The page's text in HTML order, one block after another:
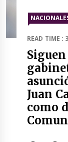
READ TIME :
Juan
como